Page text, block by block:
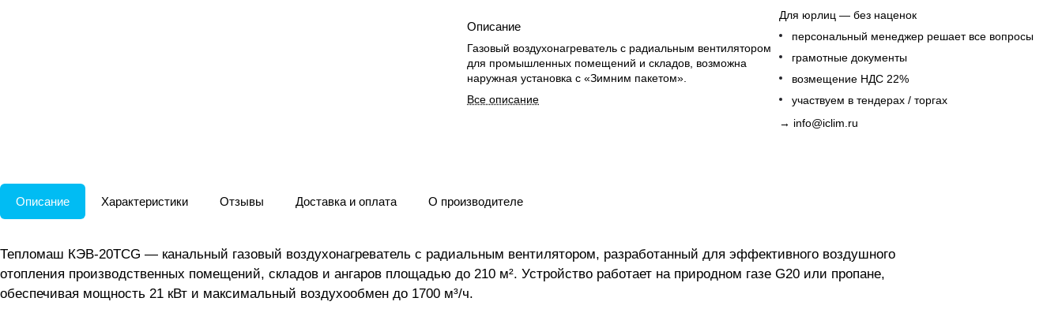
Описание
Газовый воздухонагреватель с радиальным вентилятором
для промышленных помещений и складов, возможна
наружная установка с «Зимним пакетом».
Все описание
Для юрлиц — без наценок
персональный менеджер решает все вопросы
грамотные документы
возмещение НДС 22%
участвуем в тендерах / торгах
→ info@iclim.ru
Описание Характеристики Отзывы Доставка и оплата О производителе
Тепломаш КЭВ-20TCG — канальный газовый воздухонагреватель с радиальным вентилятором, разработанный для эффективного воздушного
отопления производственных помещений, складов и ангаров площадью до 210 м². Устройство работает на природном газе G20 или пропане,
обеспечивая мощность 21 кВт и максимальный воздухообмен до 1700 м³/ч.